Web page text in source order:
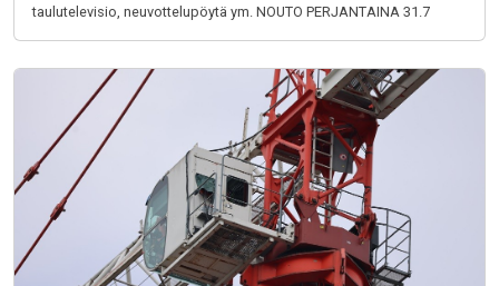
taulutelevisio, neuvottelupöytä ym. NOUTO PERJANTAINA 31.7